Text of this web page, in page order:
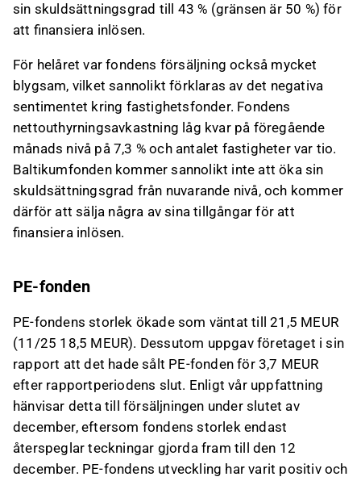
sin skuldsättningsgrad till 43 % (gränsen är 50 %) för
att finansiera inlösen.
För helåret var fondens försäljning också mycket
blygsam, vilket sannolikt förklaras av det negativa
sentimentet kring fastighetsfonder. Fondens
nettouthyrningsavkastning låg kvar på föregående
månads nivå på 7,3 % och antalet fastigheter var tio.
Baltikumfonden kommer sannolikt inte att öka sin
skuldsättningsgrad från nuvarande nivå, och kommer
därför att sälja några av sina tillgångar för att
finansiera inlösen.
PE-fonden
PE-fondens storlek ökade som väntat till 21,5 MEUR
(11/25 18,5 MEUR). Dessutom uppgav företaget i sin
rapport att det hade sålt PE-fonden för 3,7 MEUR
efter rapportperiodens slut. Enligt vår uppfattning
hänvisar detta till försäljningen under slutet av
december, eftersom fondens storlek endast
återspeglar teckningar gjorda fram till den 12
december. PE-fondens utveckling har varit positiv och